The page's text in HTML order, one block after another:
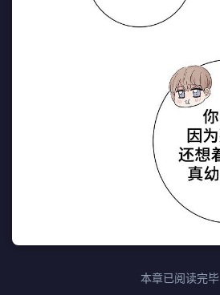
本章已阅读完毕